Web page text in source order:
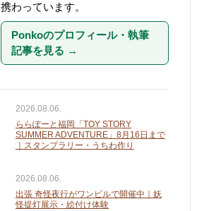
携わっています。
Ponkoのプロフィール・執筆
記事を見る →
2026.08.06.
ららぽーと福岡「TOY STORY
SUMMER ADVENTURE」8月16日まで
｜スタンプラリー・うちわ作り
2026.08.06.
出張 奇怪夜行がワンビルで開催中｜妖
怪提灯展示・絵付け体験